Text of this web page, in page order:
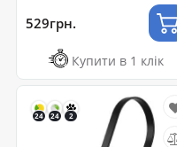
529грн.
Купити в 1 клік
24 24 2